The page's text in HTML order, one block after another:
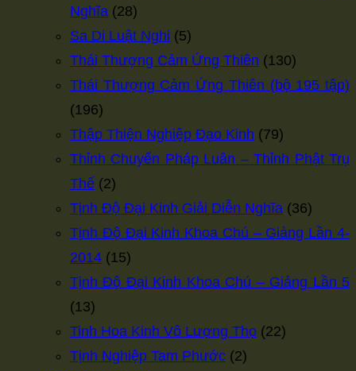
Nghĩa (28)
Sa Di Luật Nghi (5)
Thái Thượng Cảm Ứng Thiên (130)
Thái Thượng Cảm Ứng Thiên (bộ 195 tập)
(196)
Thập Thiện Nghiệp Đạo Kinh (79)
Thỉnh Chuyển Pháp Luân – Thỉnh Phật Trụ
Thế (2)
Tịnh Độ Đại Kinh Giải Diễn Nghĩa (36)
Tịnh Độ Đại Kinh Khoa Chú – Giảng Lần 4-
2014 (15)
Tịnh Độ Đại Kinh Khoa Chú – Giảng Lần 5
(13)
Tinh Hoa Kinh Vô Lượng Thọ (22)
Tịnh Nghiệp Tam Phước (2)